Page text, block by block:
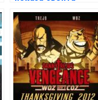
Android конзола
Shield